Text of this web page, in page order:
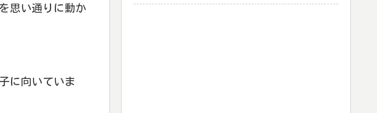
思い通りに動か
に向いていま